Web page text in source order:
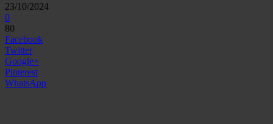
23/10/2024
0
80
Facebook
Twitter
Google+
Pinterest
WhatsApp